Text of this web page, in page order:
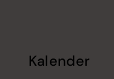
Kalender